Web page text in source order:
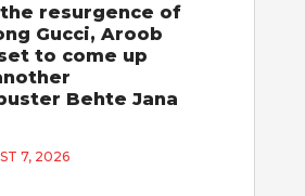
resurgence of
Gucci, Aroob
to come up
Behte Jana
7, 2026